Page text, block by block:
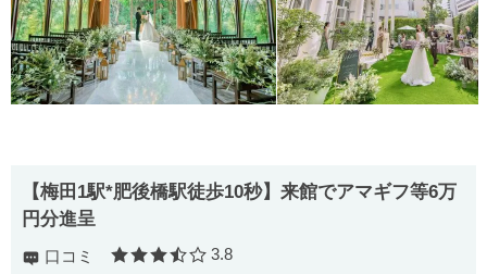
【梅田1駅*肥後橋駅徒歩10秒】来館でアマギフ等6万
円分進呈
口コミ 口コミ評価
3.8